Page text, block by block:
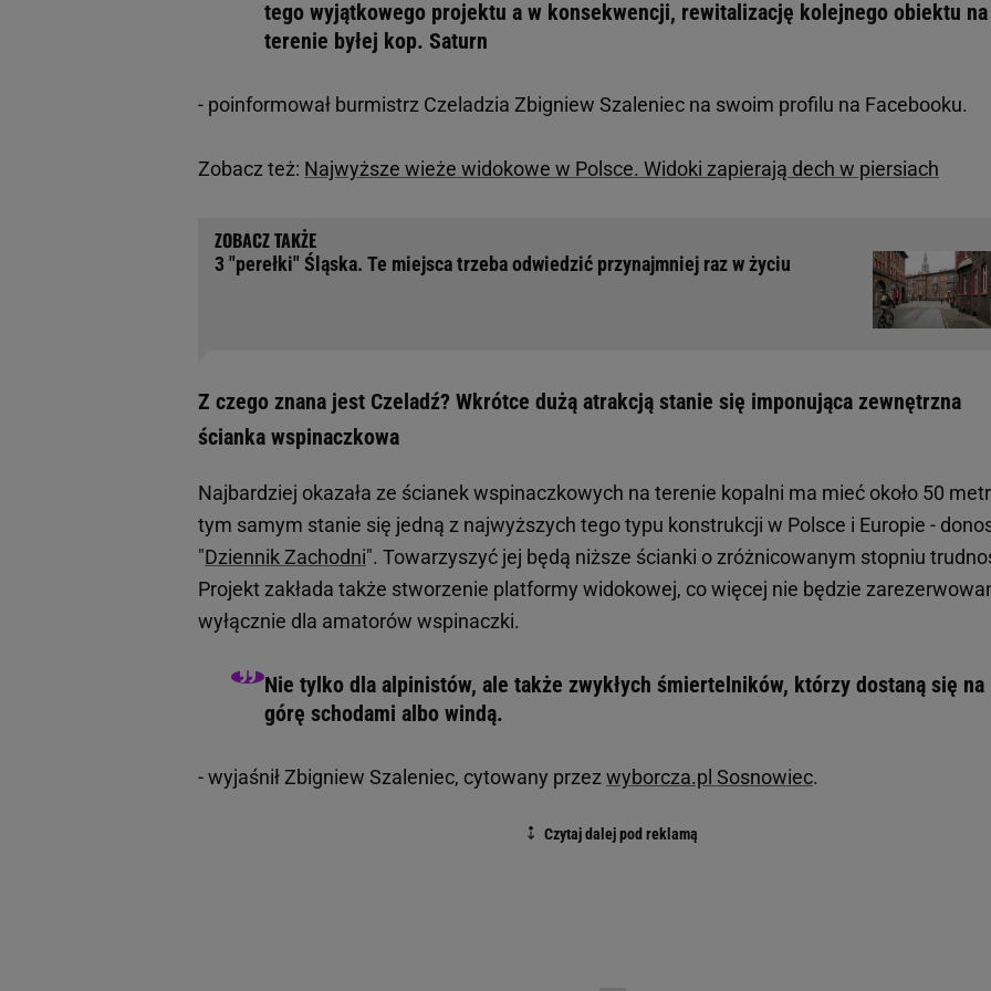
tego wyjątkowego projektu a w konsekwencji, rewitalizację kolejnego obiektu na
terenie byłej kop. Saturn
- poinformował burmistrz Czeladzia Zbigniew Szaleniec na swoim profilu na Facebooku.
Zobacz też: Najwyższe wieże widokowe w Polsce. Widoki zapierają dech w piersiach
3 "perełki" Śląska. Te miejsca trzeba odwiedzić przynajmniej raz w życiu
Z czego znana jest Czeladź? Wkrótce dużą atrakcją stanie się imponująca zewnętrzna
ścianka wspinaczkowa
Najbardziej okazała ze ścianek wspinaczkowych na terenie kopalni ma mieć około 50
tym samym stanie się jedną z najwyższych tego typu konstrukcji w Polsce i Europie -
"Dziennik Zachodni". Towarzyszyć jej będą niższe ścianki o zróżnicowanym stopniu
Projekt zakłada także stworzenie platformy widokowej, co więcej nie będzie
wyłącznie dla amatorów wspinaczki.
Nie tylko dla alpinistów, ale także zwykłych śmiertelników, którzy dostaną się na
górę schodami albo windą.
- wyjaśnił Zbigniew Szaleniec, cytowany przez wyborcza.pl Sosnowiec.